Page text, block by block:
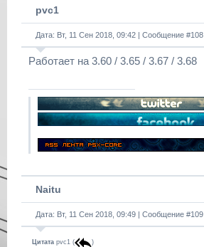
pvc1
Дата: Вт, 11 Сен 2018, 09:42 | Сообщение #108
Работает на 3.60 / 3.65 / 3.67 / 3.68
Naitu
Дата: Вт, 11 Сен 2018, 09:49 | Сообщение #109
Цитата pvc1 ( )